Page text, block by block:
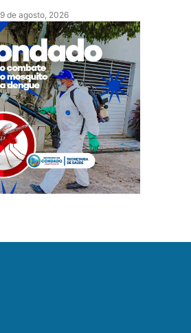
9 de agosto, 2026